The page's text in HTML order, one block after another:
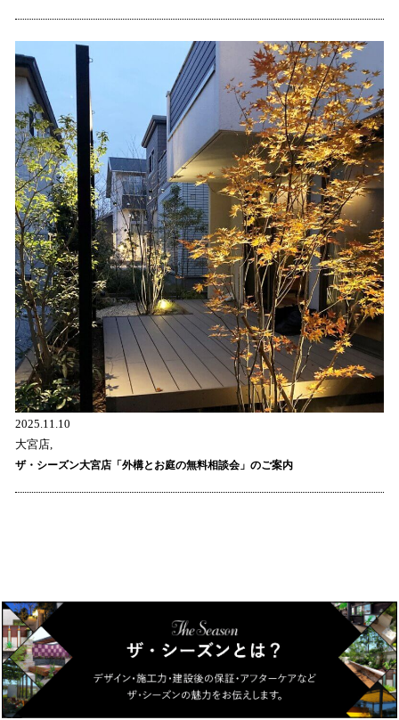
2025.11.10
大宮店,
ザ・シーズン大宮店「外構とお庭の無料相談会」のご案内